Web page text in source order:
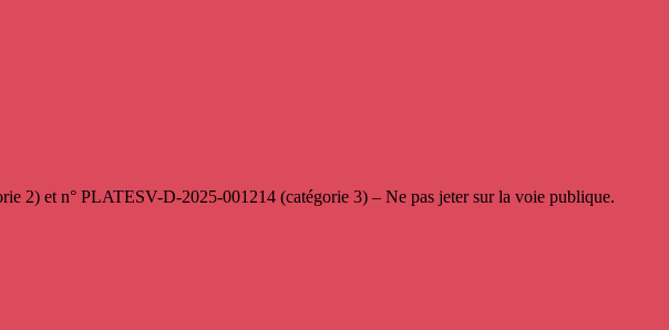
2) et n° PLATESV-D-2025-001214 (catégorie 3) – Ne pas jeter sur la voie publique.